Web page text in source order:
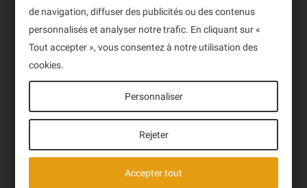
Notre société
Newsletter
J'ai lu et accepte la politique de confidentialité des
de navigation, diffuser des publicités ou des contenus
personnalisés et analyser notre trafic. En cliquant sur «
Tout accepter », vous consentez à notre utilisation des
cookies.
Personnaliser
Rejeter
Accepter tout